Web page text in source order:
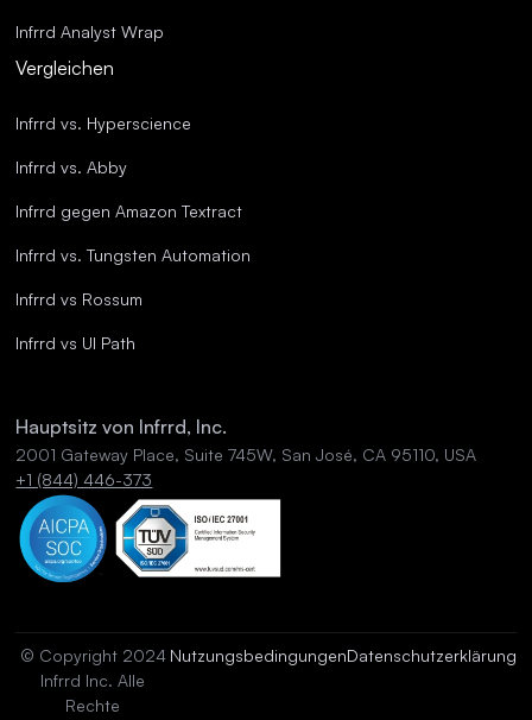
Infrrd Analyst Wrap
Vergleichen
Infrrd vs. Hyperscience
Infrrd vs. Abby
Infrrd gegen Amazon Textract
Infrrd vs. Tungsten Automation
Infrrd vs Rossum
Infrrd vs UI Path
Hauptsitz von Infrrd, Inc.
2001 Gateway Place, Suite 745W, San José, CA 95110, USA
+1 (844) 446-373
© Copyright 2024
Infrrd Inc. Alle
Rechte
NutzungsbedingungenDatenschutzerklärung